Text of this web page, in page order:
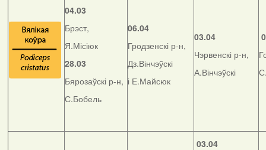
04.03
Брэст,
Я.Місіюк
28.03
Бярозаўскі р-н,
С.Бобель
06.04
Гродзенскі р-н,
Дз.Вінчэўскі
і Е.Майсюк
03.04
Чэрвенскі р-н,
А.Вінчэўскі
03.04